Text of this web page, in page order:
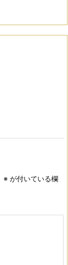
※ が付いている欄